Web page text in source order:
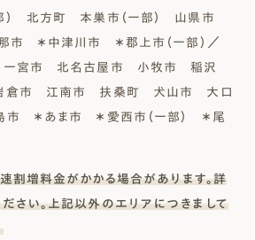
） 北方町 本巣市（一部） 山県市
市 ＊中津川市 ＊郡上市（一部）／
一宮市 北名古屋市 小牧市 稲沢
倉市 江南市 扶桑町 犬山市 大口
＊あま市 ＊愛西市（一部） ＊尾
割増料金がかかる場合があります。詳
さい。上記以外のエリアにつきまして